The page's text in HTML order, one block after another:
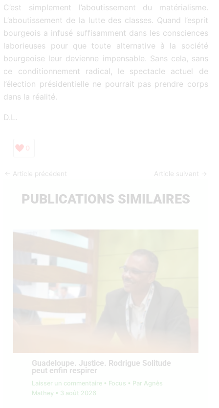
C’est simplement l’aboutissement du matérialisme.
L’aboutissement de la lutte des classes. Quand l’esprit
bourgeois a infusé suffisamment dans les consciences
laborieuses pour que toute alternative à la société
bourgeoise leur devienne impensable. Sans cela, sans
ce conditionnement radical, le spectacle actuel de
l’élection présidentielle ne pourrait pas prendre corps
dans la réalité.
D.L.
← Article précédent Article suivant →
PUBLICATIONS SIMILAIRES
Guadeloupe. Justice. Rodrigue Solitude
peut enfin respirer
Laisser un commentaire • Focus • Par Agnès
Mathey • 3 août 2026